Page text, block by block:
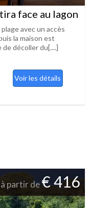
face au lagon
avec un accès
la maison est
décoller du[....]
Voir les détails
partir de€ 416